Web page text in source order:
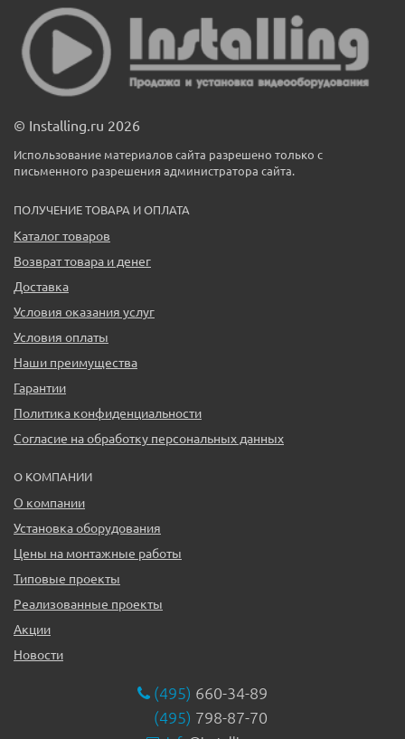
© Installing.ru 2026
Использование материалов сайта разрешено только с
письменного разрешения администратора сайта.
ПОЛУЧЕНИЕ ТОВАРА И ОПЛАТА
Каталог товаров
Возврат товара и денег
Доставка
Условия оказания услуг
Условия оплаты
Наши преимущества
Гарантии
Политика конфиденциальности
Согласие на обработку персональных данных
О КОМПАНИИ
О компании
Установка оборудования
Цены на монтажные работы
Типовые проекты
Реализованные проекты
Акции
Новости
(495) 660-34-89
(495) 798-87-70